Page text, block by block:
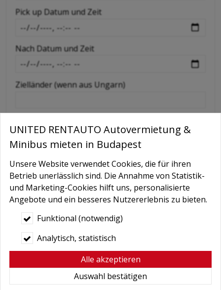
-
-
Pick up Datum und Zeit
Nach Datum und Zeit
Zielländer (wenn aus Ungarn)
Hiermit autorisiere ich die Behandlung
UNITED RENTAUTO Autovermietung &
Minibus mieten in Budapest
Unsere Website verwendet Cookies, die für ihren
Betrieb unerlässlich sind. Die Annahme von Statistik-
und Marketing-Cookies hilft uns, personalisierte
Angebote und ein besseres Nutzererlebnis zu bieten.
Funktional (notwendig)
Analytisch, statistisch
Alle akzeptieren
Auswahl bestätigen